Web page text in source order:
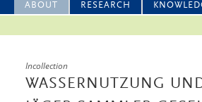
ABOUT RESEARCH
Incollection
WASSERNUTZUNG